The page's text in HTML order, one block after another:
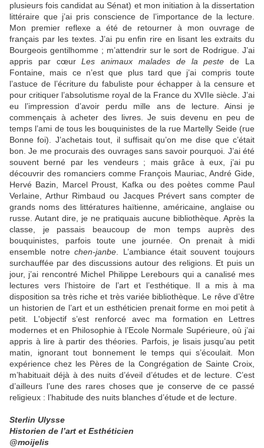
plusieurs fois candidat au Sénat) et mon initiation à la dissertation
littéraire que j’ai pris conscience de l’importance de la lecture.
Mon premier reflexe a été de retourner à mon ouvrage de
français par les textes. J’ai pu enfin rire en lisant les extraits du
Bourgeois gentilhomme ; m’attendrir sur le sort de Rodrigue. J’ai
appris par cœurLes animaux malades de la peste de La
Fontaine, mais ce n’est que plus tard que j’ai compris toute
l’astuce de l’écriture du fabuliste pour échapper à la censure et
pour critiquer l’absolutisme royal de la France du XVIIe siècle. J’ai
eu l’impression d’avoir perdu mille ans de lecture. Ainsi je
commençais à acheter des livres. Je suis devenu en peu de
temps l’ami de tous les bouquinistes de la rue Martelly Seide (rue
Bonne foi). J’achetais tout, il suffisait qu’on me dise que c’était
bon. Je me procurais des ouvrages sans savoir pourquoi. J’ai été
souvent berné par les vendeurs ; mais grâce à eux, j’ai pu
découvrir des romanciers comme François Mauriac, André Gide,
Hervé Bazin, Marcel Proust, Kafka ou des poètes comme Paul
Verlaine, Arthur Rimbaud ou Jacques Prévert sans compter de
grands noms des littératures haïtienne, américaine, anglaise ou
russe. Autant dire, je ne pratiquais aucune bibliothèque. Après la
classe, je passais beaucoup de mon temps auprès des
bouquinistes, parfois toute une journée. On prenait à midi
ensemble notrechen-janbe . L’ambiance était souvent toujours
surchauffée par des discussions autour des religions. Et puis un
jour, j’ai rencontré Michel Philippe Lerebours qui a canalisé mes
lectures vers l’histoire de l’art et l’esthétique. Il a mis à ma
disposition sa très riche et très variée bibliothèque. Le rêve d’être
un historien de l’art et un esthéticien prenait forme en moi petit à
petit. L'objectif s’est renforcé avec ma formation en Lettres
modernes et en Philosophie à l’Ecole Normale Supérieure, où j’ai
appris à lire à partir des théories. Parfois, je lisais jusqu’au petit
matin, ignorant tout bonnement le temps qui s’écoulait. Mon
expérience chez les Pères de la Congrégation de Sainte Croix,
m’habituait déjà à des nuits d’éveil d’études et de lecture. C’est
d’ailleurs l’une des rares choses que je conserve de ce passé
religieux : l’habitude des nuits blanches d’étude et de lecture.
Sterlin Ulysse
Historien de l’art et Esthéticien
@moijelis